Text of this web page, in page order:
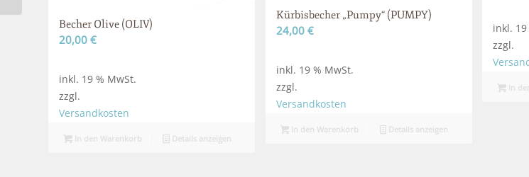
Becher Olive (OLIV)
20,00 €
inkl. 19 % MwSt.
zzgl.
Versandkosten
In den Warenkorb Details anzeigen
Kürbisbecher „Pumpy“ (PUMPY)
24,00 €
inkl. 19 % MwSt.
zzgl.
Versandkosten
In den Warenkorb Details anzeigen
inkl. 19
zzgl.
In